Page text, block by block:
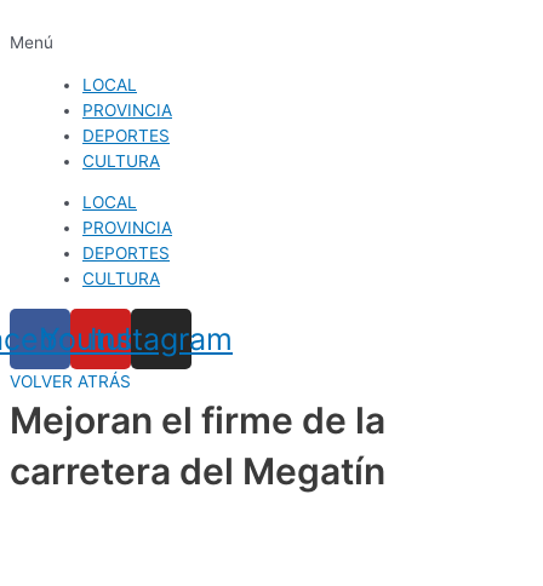
Menú
LOCAL
PROVINCIA
DEPORTES
CULTURA
LOCAL
PROVINCIA
DEPORTES
CULTURA
Youtube
Instagram
VOLVER ATRÁS
Mejoran el firme de la
carretera del Megatín